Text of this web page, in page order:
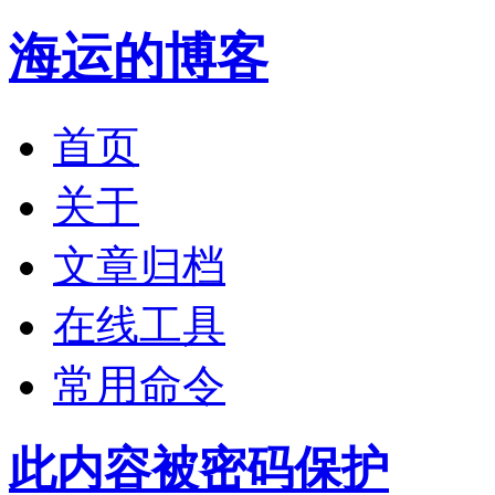
海运的博客
首页
关于
文章归档
在线工具
常用命令
此内容被密码保护